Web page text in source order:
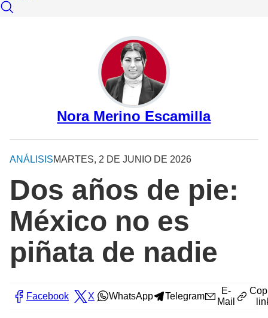
Nora Merino Escamilla
ANÁLISISMARTES, 2 DE JUNIO DE 2026
Dos años de pie:
México no es
piñata de nadie
Facebook X WhatsApp Telegram
E-
Mail